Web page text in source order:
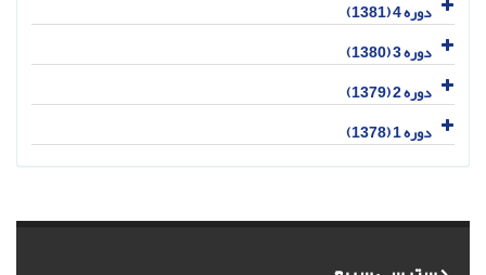
دوره 4 (1381)
دوره 3 (1380)
دوره 2 (1379)
دوره 1 (1378)